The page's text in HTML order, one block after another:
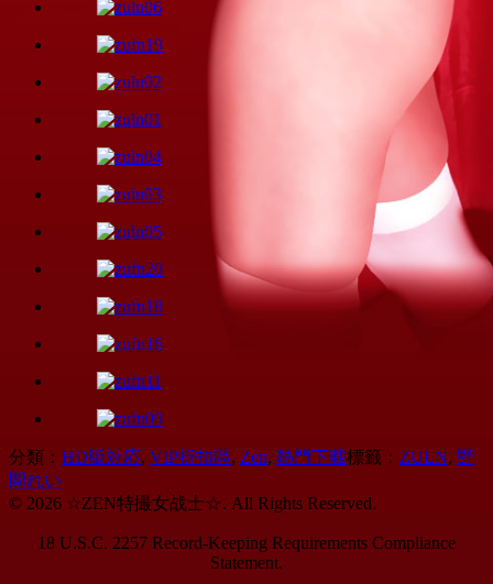
分類： HD版対応, VIP折扣區, Zen, 熱門下載標籤： ZULN, 野
間れい
© 2026 ☆ZEN特撮女战士☆. All Rights Reserved.
18 U.S.C. 2257 Record-Keeping Requirements Compliance
Statement.